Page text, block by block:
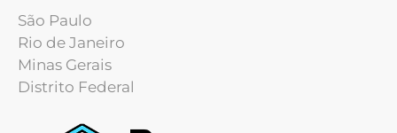
São Paulo
Rio de Janeiro
Minas Gerais
Distrito Federal